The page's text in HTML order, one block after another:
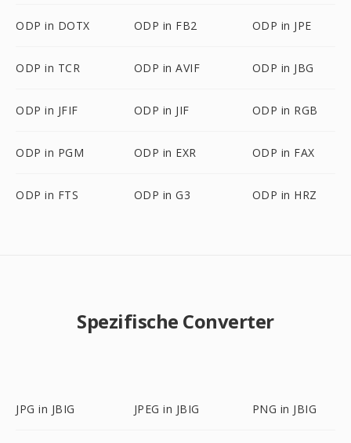
ODP in DOTX ODP in FB2 ODP in JPE
ODP in TCR ODP in AVIF ODP in JBG
ODP in JFIF ODP in JIF ODP in RGB
ODP in PGM ODP in EXR ODP in FAX
ODP in FTS ODP in G3 ODP in HRZ
Spezifische Converter
JPG in JBIG JPEG in JBIG PNG in JBIG